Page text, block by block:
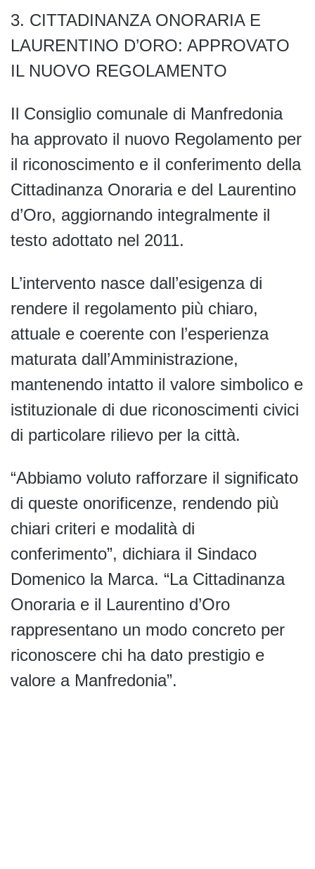
3.⁠ ⁠CITTADINANZA ONORARIA E
LAURENTINO D’ORO: APPROVATO
IL NUOVO REGOLAMENTO
Il Consiglio comunale di Manfredonia
ha approvato il nuovo Regolamento per
il riconoscimento e il conferimento della
Cittadinanza Onoraria e del Laurentino
d’Oro, aggiornando integralmente il
testo adottato nel 2011.
L’intervento nasce dall’esigenza di
rendere il regolamento più chiaro,
attuale e coerente con l’esperienza
maturata dall’Amministrazione,
mantenendo intatto il valore simbolico e
istituzionale di due riconoscimenti civici
di particolare rilievo per la città.
“Abbiamo voluto rafforzare il significato
di queste onorificenze, rendendo più
chiari criteri e modalità di
conferimento”, dichiara il Sindaco
Domenico la Marca. “La Cittadinanza
Onoraria e il Laurentino d’Oro
rappresentano un modo concreto per
riconoscere chi ha dato prestigio e
valore a Manfredonia”.